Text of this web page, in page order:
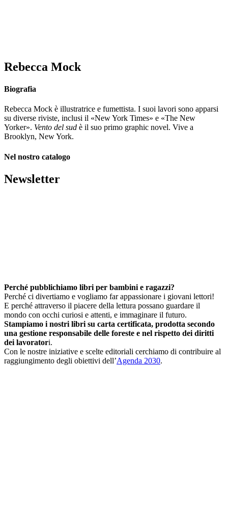
Rebecca Mock
Biografia
Rebecca Mock è illustratrice e fumettista. I suoi lavori sono apparsi
su diverse riviste, inclusi il «New York Times» e «The New
Yorker». Vento del sud è il suo primo graphic novel. Vive a
Brooklyn, New York.
Nel nostro catalogo
Newsletter
Perché pubblichiamo libri per bambini e ragazzi?
Perché ci divertiamo e vogliamo far appassionare i giovani lettori!
E perché attraverso il piacere della lettura possano guardare il
mondo con occhi curiosi e attenti, e immaginare il futuro.
Stampiamo i nostri libri su carta certificata, prodotta secondo
una gestione responsabile delle foreste e nel rispetto dei diritti
dei lavoratori.
Con le nostre iniziative e scelte editoriali cerchiamo di contribuire al
raggiungimento degli obiettivi dell’Agenda 2030.